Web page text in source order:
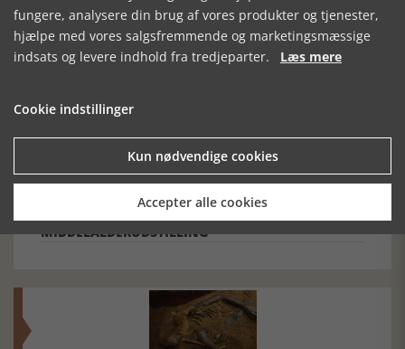
SE RELATEREDE ARTIKLER
MOESGAARD
MUSEUMS NYE,
MIDDELALDERUDSTILLING
MUSEUMSNUMRE
18:
ANSKUELSESTAVLER
DITTE GÅR KUN I
50'ER-KJOLER
fungere, analysere din brug af vores produkter og tjenester,
hjælpe med vores salgsfremmende og marketingsmæssige
indsats og levere indhold fra tredjeparter. Læs mere
Cookie indstillinger
Kun nødvendige cookies
Accepter alle cookies